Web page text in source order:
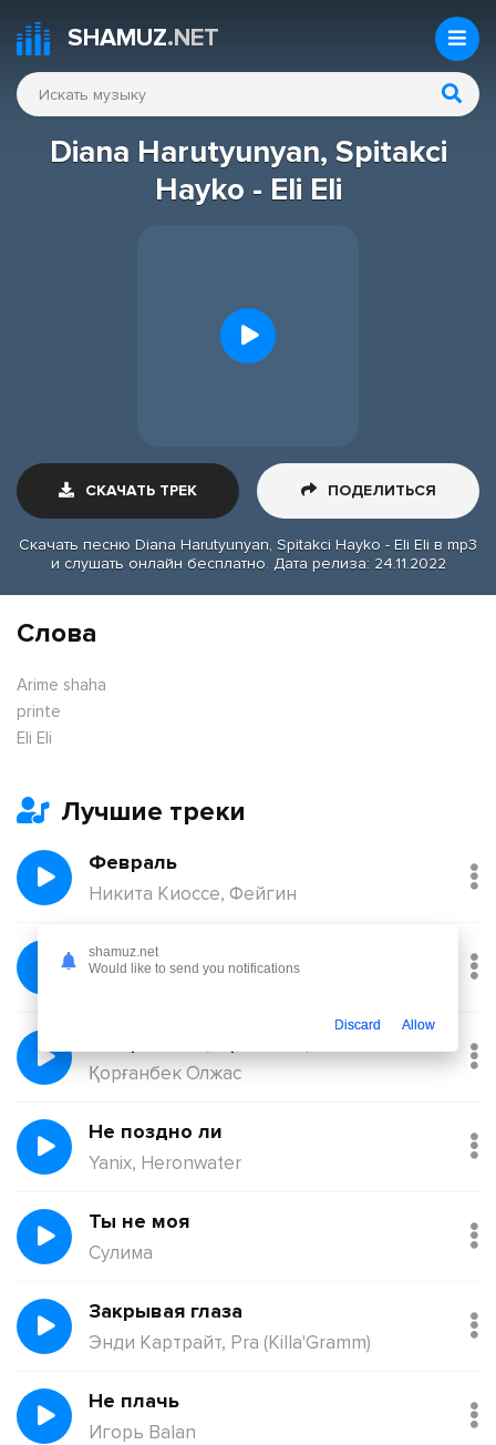
SHAMUZ.NET
Diana Harutyunyan, Spitakci
Hayko - Eli Eli
СКАЧАТЬ ТРЕК ПОДЕЛИТЬСЯ
Скачать песню Diana Harutyunyan, Spitakci Hayko - Eli Eli в mp3
и слушать онлайн бесплатно. Дата релиза: 24.11.2022
Слова
Arime shaha
printe
Eli Eli
Лучшие треки
Февраль
Никита Киоссе, Фейгин
Без тебя
Қорғанбек Олжас
Не поздно ли
Yanix, Heronwater
Ты не моя
Сулима
Закрывая глаза
Энди Картрайт, Pra (Killa'Gramm)
Не плачь
Игорь Balan
shamuz.net
Would like to send you notifications
Discard Allow